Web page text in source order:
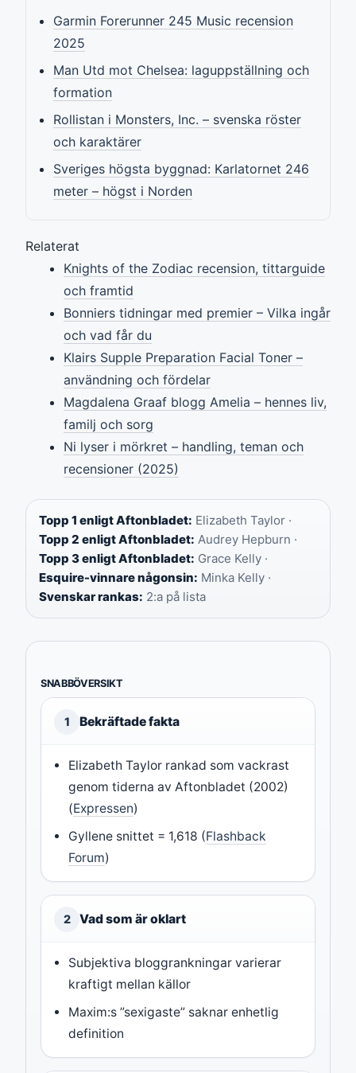
Garmin Forerunner 245 Music recension
2025
Man Utd mot Chelsea: laguppställning och
formation
Rollistan i Monsters, Inc. – svenska röster
och karaktärer
Sveriges högsta byggnad: Karlatornet 246
meter – högst i Norden
Relaterat
Knights of the Zodiac recension, tittarguide
och framtid
Bonniers tidningar med premier – Vilka ingår
och vad får du
Klairs Supple Preparation Facial Toner –
användning och fördelar
Magdalena Graaf blogg Amelia – hennes liv,
familj och sorg
Ni lyser i mörkret – handling, teman och
recensioner (2025)
Topp 1 enligt Aftonbladet: Elizabeth Taylor ·
Topp 2 enligt Aftonbladet: Audrey Hepburn ·
Topp 3 enligt Aftonbladet: Grace Kelly ·
Esquire-vinnare någonsin: Minka Kelly ·
Svenskar rankas: 2:a på lista
SNABBÖVERSIKT
1 Bekräftade fakta
Elizabeth Taylor rankad som vackrast
genom tiderna av Aftonbladet (2002)
(Expressen)
Gyllene snittet = 1,618 (Flashback
Forum)
2 Vad som är oklart
Subjektiva bloggrankningar varierar
kraftigt mellan källor
Maxim:s ”sexigaste” saknar enhetlig
definition